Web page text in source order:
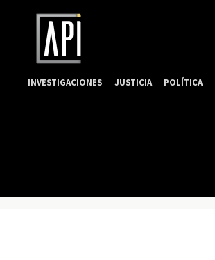
INVESTIGACIONES JUSTICIA POLÍTICA